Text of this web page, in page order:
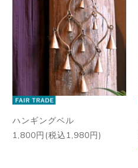
ハンギングベル
1,800円(税込1,980円)